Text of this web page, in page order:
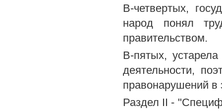
В-четвертых,
народ понял
правительством.
В-пятых,
деятельности,
правонарушений в
Раздел II -